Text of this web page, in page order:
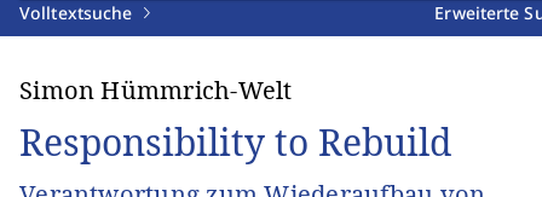
Volltextsuche Erweiterte
Simon Hümmrich-Welt
Responsibility to Rebuild